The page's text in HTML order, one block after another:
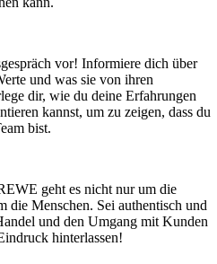
vor! Informiere dich über
und was sie von ihren
dir, wie du deine Erfahrungen
kannst, um zu zeigen, dass du
bist.
geht es nicht nur um die
die Menschen. Sei authentisch und
und den Umgang mit Kunden
hinterlassen!